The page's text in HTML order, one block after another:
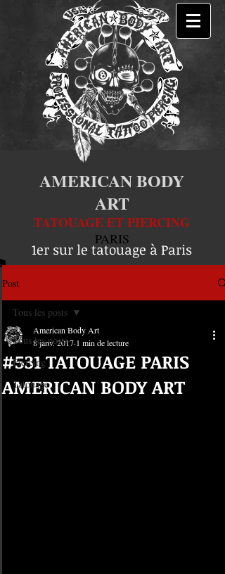
AMERICAN BODY
ART
TATOUAGE ET PIERCING
PARIS
1er sur le tatouage à Paris
Post
Tous les posts
Piercing
Tatouage
Tous les posts
#531 TATOUAGE PARIS
AMERICAN BODY ART
American Body Art
8 janv. 2017 1 min de lecture